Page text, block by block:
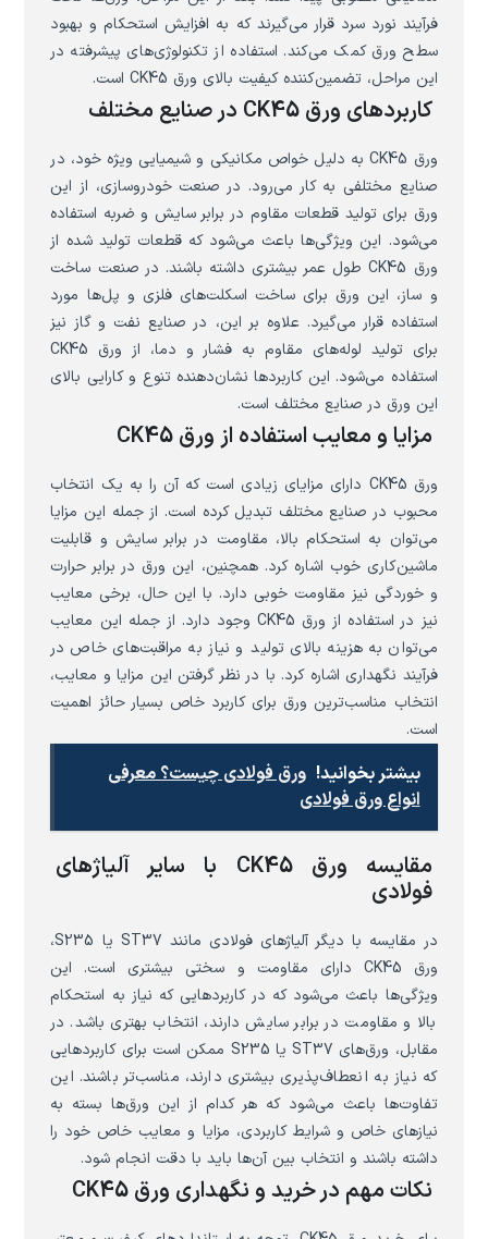
فرآیند نورد سرد قرار می‌گیرند که به افزایش استحکام و بهبود
سطح ورق کمک می‌کند. استفاده از تکنولوژی‌های پیشرفته در
این مراحل، تضمین‌کننده کیفیت بالای ورق CK45 است.
کاربردهای ورق CK45 در صنایع مختلف
ورق CK45 به دلیل خواص مکانیکی و شیمیایی ویژه خود، در
صنایع مختلفی به کار می‌رود. در صنعت خودروسازی، از این
ورق برای تولید قطعات مقاوم در برابر سایش و ضربه استفاده
می‌شود. این ویژگی‌ها باعث می‌شود که قطعات تولید شده از
ورق CK45 طول عمر بیشتری داشته باشند. در صنعت ساخت
و ساز، این ورق برای ساخت اسکلت‌های فلزی و پل‌ها مورد
استفاده قرار می‌گیرد. علاوه بر این، در صنایع نفت و گاز نیز
برای تولید لوله‌های مقاوم به فشار و دما، از ورق CK45
استفاده می‌شود. این کاربردها نشان‌دهنده تنوع و کارایی بالای
این ورق در صنایع مختلف است.
مزایا و معایب استفاده از ورق CK45
ورق CK45 دارای مزایای زیادی است که آن را به یک انتخاب
محبوب در صنایع مختلف تبدیل کرده است. از جمله این مزایا
می‌توان به استحکام بالا، مقاومت در برابر سایش و قابلیت
ماشین‌کاری خوب اشاره کرد. همچنین، این ورق در برابر حرارت
و خوردگی نیز مقاومت خوبی دارد. با این حال، برخی معایب
نیز در استفاده از ورق CK45 وجود دارد. از جمله این معایب
می‌توان به هزینه بالای تولید و نیاز به مراقبت‌های خاص در
فرآیند نگهداری اشاره کرد. با در نظر گرفتن این مزایا و معایب،
انتخاب مناسب‌ترین ورق برای کاربرد خاص بسیار حائز اهمیت
است.
بیشتر بخوانید! ورق فولادی چیست؟ معرفی
انواع ورق فولادی
مقایسه ورق CK45 با سایر آلیاژهای
فولادی
در مقایسه با دیگر آلیاژهای فولادی مانند ST37 یا S235،
ورق CK45 دارای مقاومت و سختی بیشتری است. این
ویژگی‌ها باعث می‌شود که در کاربردهایی که نیاز به استحکام
بالا و مقاومت در برابر سایش دارند، انتخاب بهتری باشد. در
مقابل، ورق‌های ST37 یا S235 ممکن است برای کاربردهایی
که نیاز به انعطاف‌پذیری بیشتری دارند، مناسب‌تر باشند. این
تفاوت‌ها باعث می‌شود که هر کدام از این ورق‌ها بسته به
نیازهای خاص و شرایط کاربردی، مزایا و معایب خاص خود را
داشته باشند و انتخاب بین آن‌ها باید با دقت انجام شود.
نکات مهم در خرید و نگهداری ورق CK45